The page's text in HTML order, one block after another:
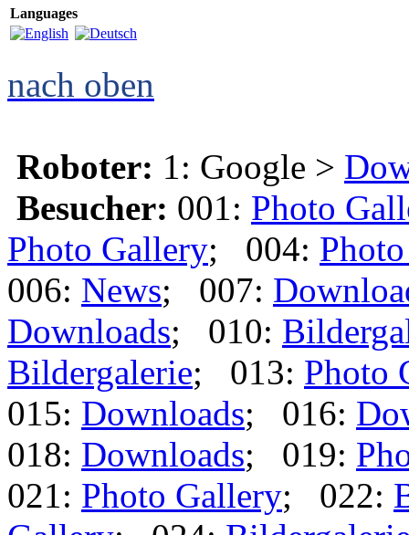
Languages
nach oben
Roboter: 1: Google >
Besucher: 001: Photo
Photo Gallery; 004:
006: News; 007:
Downloads; 010:
Bildergalerie; 013: Photo
015: Downloads; 016:
018: Downloads; 019:
021: Photo Gallery; 022: